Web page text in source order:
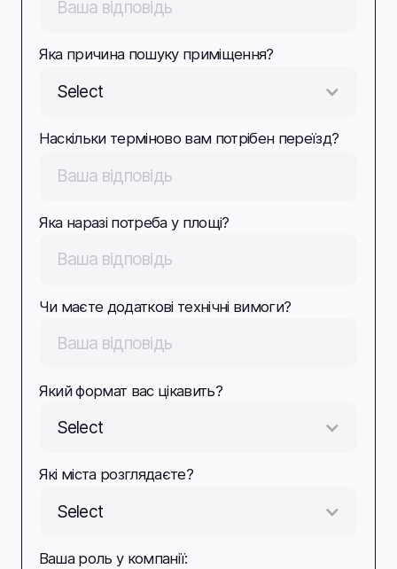
Яка причина пошуку приміщення?
Select
Наскільки терміново вам потрібен переїзд?
Яка наразі потреба у площі?
Чи маєте додаткові технічні вимоги?
Який формат вас цікавить?
Select
Які міста розглядаєте?
Select
Ваша роль у компанії: